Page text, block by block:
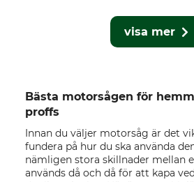
visa mer
Bästa motorsågen för
proffs
Innan du väljer motorsåg är det
fundera på hur du ska använda
nämligen stora skillnader mellan
används då och då för att kapa